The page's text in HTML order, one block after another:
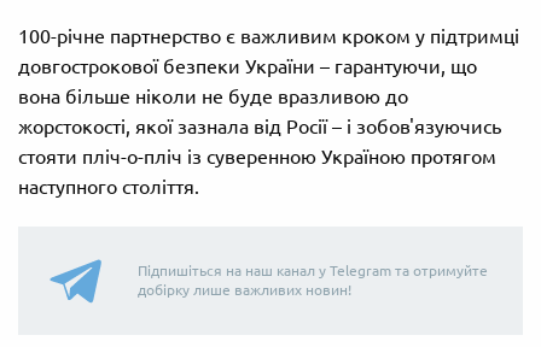
100-річне партнерство є важливим кроком у підтримці
довгострокової безпеки України – гарантуючи, що
вона більше ніколи не буде вразливою до
жорстокості, якої зазнала від Росії – і зобов'язуючись
стояти пліч-о-пліч із суверенною Україною протягом
наступного століття.
Підпишіться на наш канал у Telegram та отримуйте
добірку лише важливих новин!